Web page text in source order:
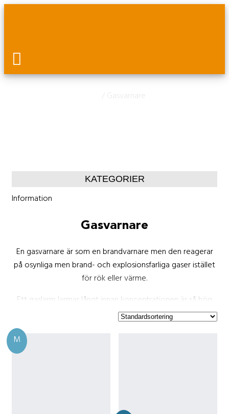
KATEGORIER
Information
Gasvarnare
En gasvarnare är som en brandvarnare men den reagerar
på osynliga men brand- och explosionsfarliga gaser istället
för rök eller värme.
Ett gaslarm larmar långt innan koncentrationen är så hög
att fara för förgiftning eller explosion föreligger. Det
innebär att du kan avlägsna faran och sätta dig och dina
M